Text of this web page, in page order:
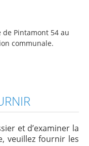
Pintamont 54 au
communale.
et d’examiner la
veuillez fournir les